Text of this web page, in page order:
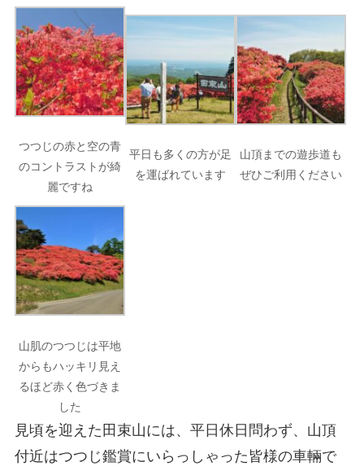
つつじの赤と空の青
のコントラストが綺
麗ですね
平日も多くの方が足
を運ばれています
山頂までの遊歩道も
ぜひご利用ください
山肌のつつじは平地
からもハッキリ見え
るほど赤く色づきま
した
見頃を迎えた田束山には、平日休日問わず、山頂
付近はつつじ鑑賞にいらっしゃった皆様の車輛で